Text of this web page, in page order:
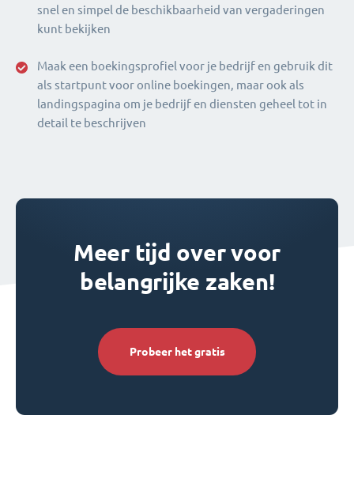
snel en simpel de beschikbaarheid van vergaderingen
kunt bekijken
Maak een boekingsprofiel voor je bedrijf en gebruik dit
als startpunt voor online boekingen, maar ook als
landingspagina om je bedrijf en diensten geheel tot in
detail te beschrijven
Meer tijd over voor
belangrijke zaken!
Probeer het gratis